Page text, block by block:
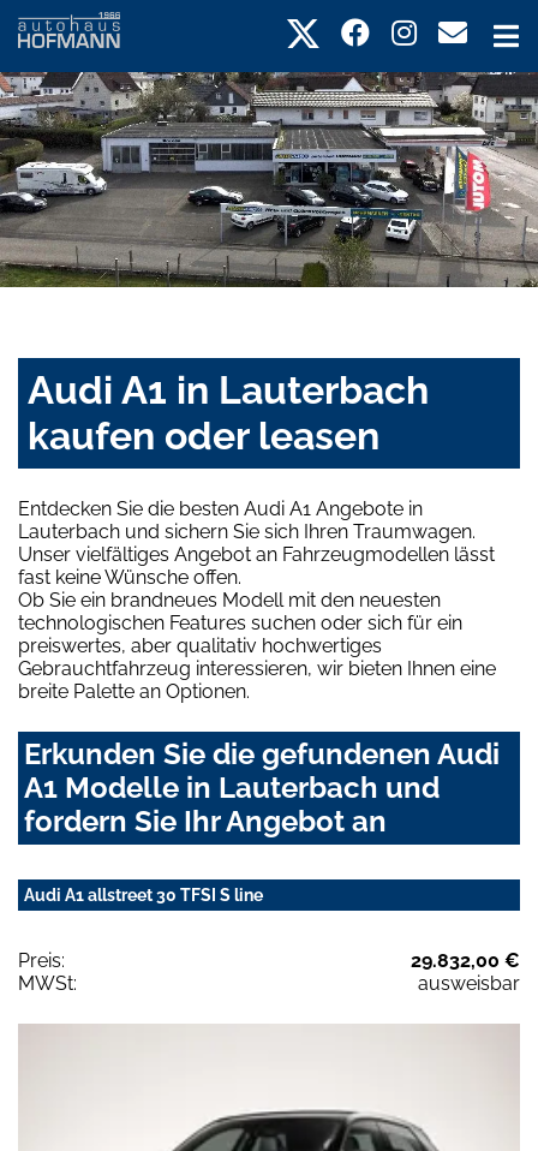
Audi A1 in Lauterbach
kaufen oder leasen
Entdecken Sie die besten Audi A1 Angebote in
Lauterbach und sichern Sie sich Ihren Traumwagen.
Unser vielfältiges Angebot an Fahrzeugmodellen lässt
fast keine Wünsche offen.
Ob Sie ein brandneues Modell mit den neuesten
technologischen Features suchen oder sich für ein
preiswertes, aber qualitativ hochwertiges
Gebrauchtfahrzeug interessieren, wir bieten Ihnen eine
breite Palette an Optionen.
Erkunden Sie die gefundenen Audi
A1 Modelle in Lauterbach und
fordern Sie Ihr Angebot an
Audi A1 allstreet 30 TFSI S line
Preis:
29.832,00 €
MWSt:
ausweisbar